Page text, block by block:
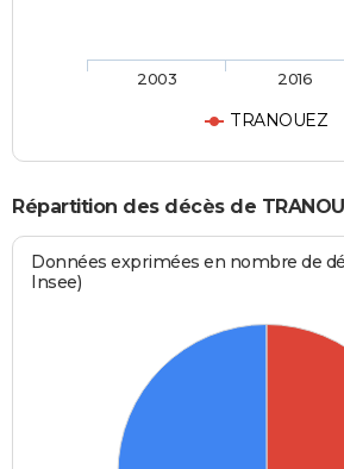
TRANOUEZ
2003 2016
Répartition des décès de
Données exprimées en nombre de
Insee)